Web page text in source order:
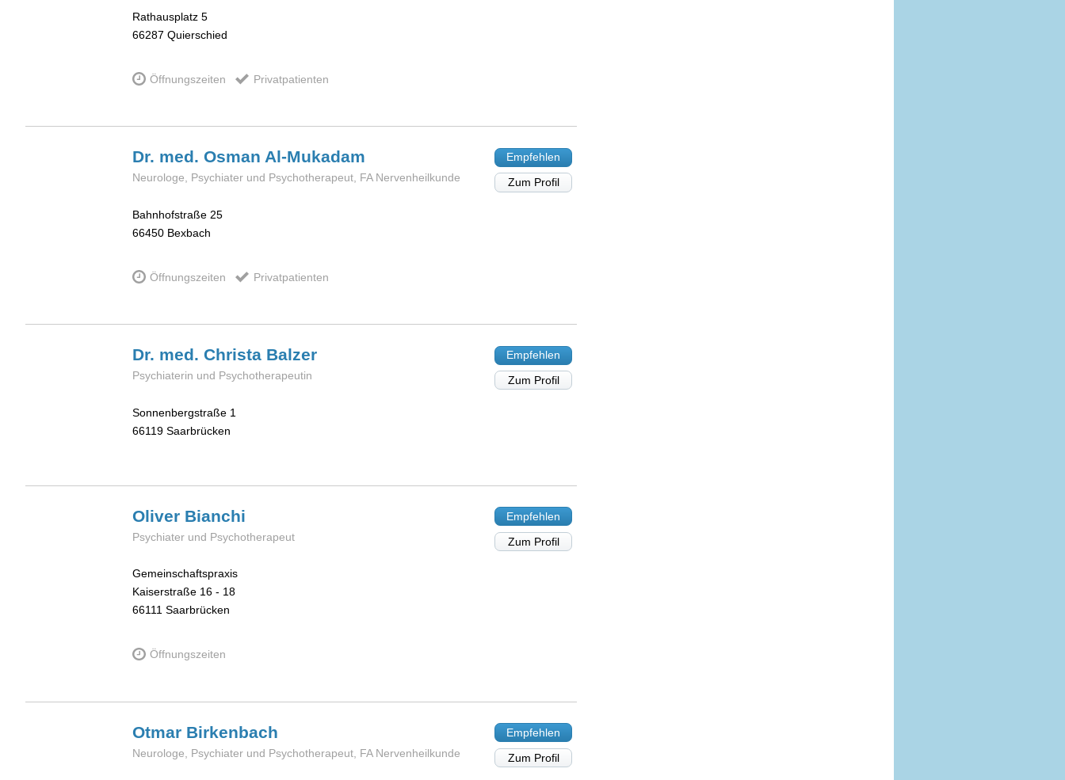
Rathausplatz 5
66287 Quierschied
Öffnungszeiten Privatpatienten
Dr. med. Osman Al-Mukadam
Neurologe, Psychiater und Psychotherapeut, FA Nervenheilkunde
Bahnhofstraße 25
66450 Bexbach
Öffnungszeiten Privatpatienten
Empfehlen
Zum Profil
Dr. med. Christa Balzer
Psychiaterin und Psychotherapeutin
Sonnenbergstraße 1
66119 Saarbrücken
Empfehlen
Zum Profil
Oliver Bianchi
Psychiater und Psychotherapeut
Gemeinschaftspraxis
Kaiserstraße 16 - 18
66111 Saarbrücken
Öffnungszeiten
Empfehlen
Zum Profil
Otmar Birkenbach
Neurologe, Psychiater und Psychotherapeut, FA Nervenheilkunde
Empfehlen
Zum Profil